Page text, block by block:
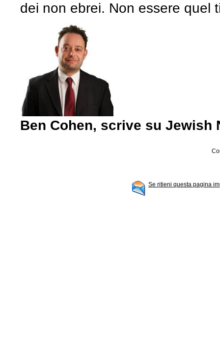
dei non ebrei. Non essere quel
Ben Cohen, scrive su Jewish
Se ritieni questa pagina